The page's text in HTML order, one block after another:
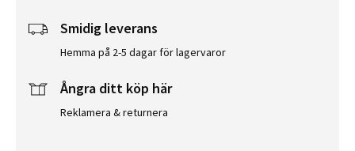
Smidig leverans
Hemma på 2-5 dagar för lagervaror
Ångra ditt köp här
Reklamera & returnera